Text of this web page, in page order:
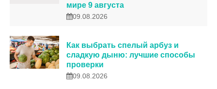
мире 9 августа
09.08.2026
Как выбрать спелый арбуз и
сладкую дыню: лучшие способы
проверки
09.08.2026